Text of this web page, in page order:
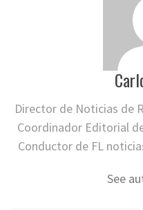
Director de Noticias de
Coordinador Editorial
Conductor de FL
See